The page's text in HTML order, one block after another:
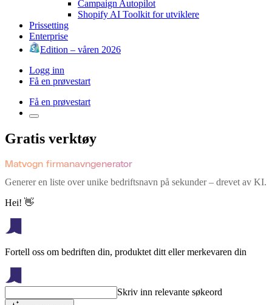
Campaign Autopilot
Shopify AI Toolkit for utviklere
Prissetting
Enterprise
Edition – våren 2026
Logg inn
Få en prøvestart
Få en prøvestart
Gratis verktøy
Matvogn firmanavngenerator
Generer en liste over unike bedriftsnavn på sekunder – drevet av KI.
Hei! 👋
Fortell oss om bedriften din, produktet ditt eller merkevaren din
Skriv inn relevante søkeord